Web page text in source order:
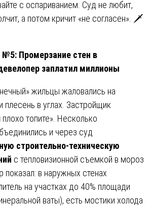
с оспариванием. Суд не любит,
а потом кричит «не согласен». 🗡️
№5: Промерзание стен в
заплатил миллионы
жильцы жаловались на
плесень в углах. Застройщик
топите». Несколько
и через суд
строительно-техническую
с тепловизионной съемкой в мороз
показал: в наружных стенах
на участках до 40% площади
ваты), есть мостики холода